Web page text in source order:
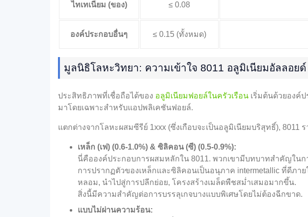
ไทเทเนียม (ของ) ≤ 0.08
องค์ประกอบอื่นๆ ≤ 0.15 (ทั้งหมด)
มูลนิธิโลหะวิทยา: ความเข้าใจ 8011 อลูมิเนียมอัลลอยด์
ประสิทธิภาพที่เชื่อถือได้ของ อลูมิเนียมฟอยล์ในครัวเรือน เริ่มต้นด้วยองค์
มาโดยเฉพาะสำหรับแอปพลิเคชันฟอยล์.
แตกต่างจากโลหะผสมซีรีย์ 1xxx (ซึ่งเกือบจะเป็นอลูมิเนียมบริสุทธิ์), 8011
เหล็ก (เฟ) (0.6-1.0%) & ซิลิคอน (ซี) (0.5-0.9%):
นี่คือองค์ประกอบการผสมหลักใน 8011. พวกเขามีบทบาทสำคัญใน
การปรากฏตัวของเหล็กและซิลิคอนเป็นอนุภาค intermetallic ที่ดีภา
หลอม, นำไปสู่การปลีกย่อย, โครงสร้างเมล็ดพืชสม่ำเสมอมากขึ้น.
สิ่งนี้มีความสำคัญต่อการบรรลุเกจบางแบบพิเศษโดยไม่ต้องฉีกขาด.
แบบไม่ผ่านความร้อน: